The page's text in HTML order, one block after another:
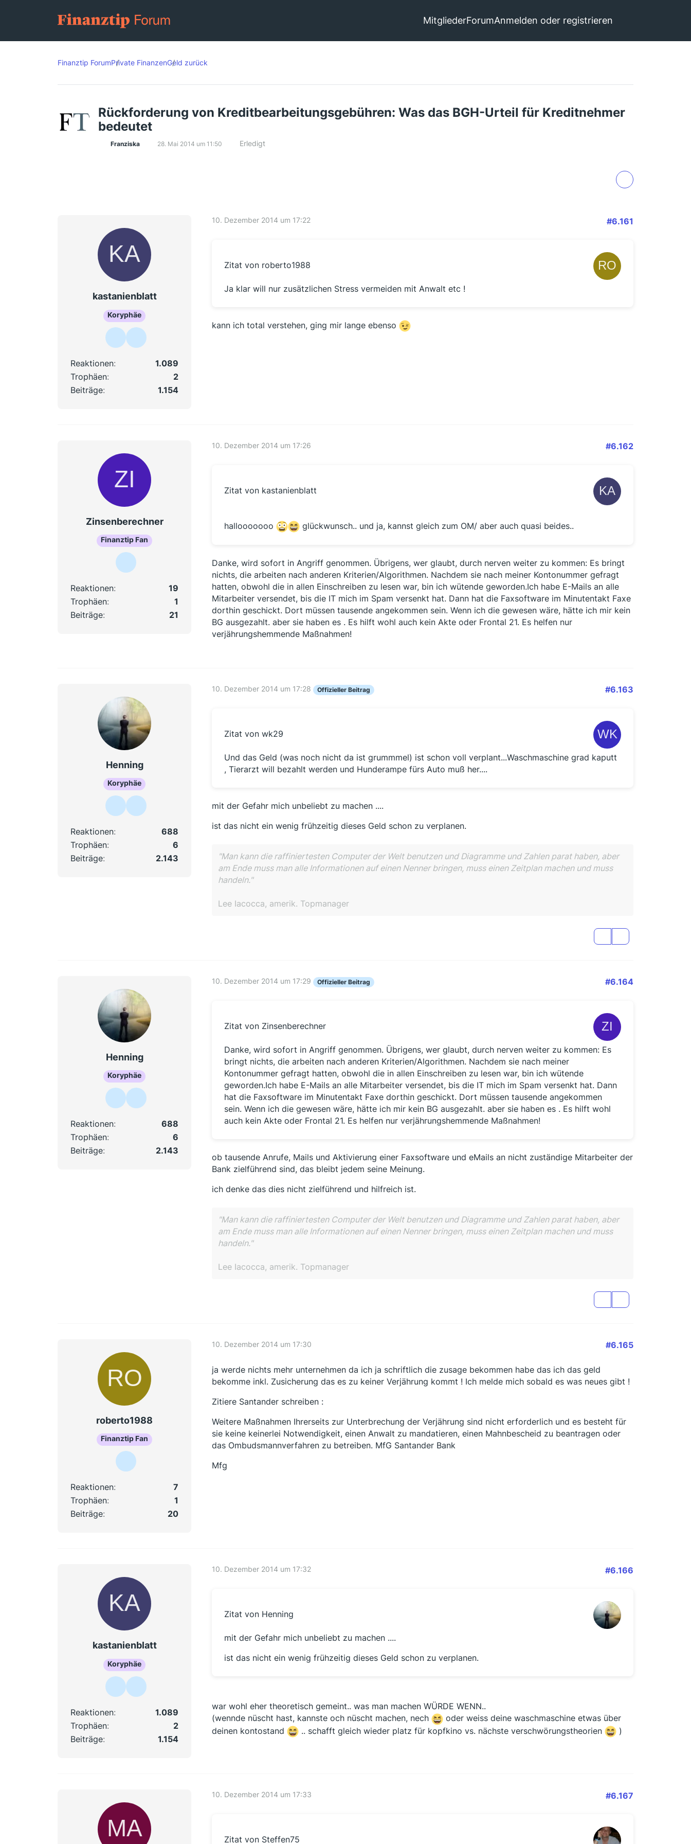
MitgliederForumAnmelden oder registrieren
Finanztip ForumPrivate FinanzenGeld zurück
Rückforderung von Kreditbearbeitungsgebühren: Was das BGH-Urteil für Kreditnehmer
bedeutet
Franziska 28. Mai 2014 um 11:50 Erledigt
kastanienblatt
Koryphäe
Reaktionen
1.089
Trophäen
2
Beiträge
1.154
10. Dezember 2014 um 17:22 #6.161
Zitat von roberto1988
Ja klar will nur zusätzlichen Stress vermeiden mit Anwalt etc !
kann ich total verstehen, ging mir lange ebenso
Zinsenberechner
Finanztip Fan
Reaktionen
19
Trophäen
1
Beiträge
21
10. Dezember 2014 um 17:26 #6.162
Zitat von kastanienblatt
hallooooooo glückwunsch.. und ja, kannst gleich zum OM/ aber auch quasi beides..
Danke, wird sofort in Angriff genommen. Übrigens, wer glaubt, durch nerven weiter zu kommen: Es bringt
nichts, die arbeiten nach anderen Kriterien/Algorithmen. Nachdem sie nach meiner Kontonummer gefragt
hatten, obwohl die in allen Einschreiben zu lesen war, bin ich wütende geworden.Ich habe E-Mails an alle
Mitarbeiter versendet, bis die IT mich im Spam versenkt hat. Dann hat die Faxsoftware im Minutentakt Faxe
dorthin geschickt. Dort müssen tausende angekommen sein. Wenn ich die gewesen wäre, hätte ich mir kein
BG ausgezahlt. aber sie haben es . Es hilft wohl auch kein Akte oder Frontal 21. Es helfen nur
verjährungshemmende Maßnahmen!
Henning
Koryphäe
Reaktionen
688
Trophäen
6
Beiträge
2.143
10. Dezember 2014 um 17:28 Offizieller Beitrag #6.163
Zitat von wk29
Und das Geld (was noch nicht da ist grummmel) ist schon voll verplant...Waschmaschine grad kaputt
, Tierarzt will bezahlt werden und Hunderampe fürs Auto muß her....
mit der Gefahr mich unbeliebt zu machen ....
ist das nicht ein wenig frühzeitig dieses Geld schon zu verplanen.
"Man kann die raffiniertesten Computer der Welt benutzen und Diagramme und Zahlen parat haben, aber
am Ende muss man alle Informationen auf einen Nenner bringen, muss einen Zeitplan machen und muss
handeln."
Lee Iacocca, amerik. Topmanager
Henning
Koryphäe
Reaktionen
688
Trophäen
6
Beiträge
2.143
10. Dezember 2014 um 17:29 Offizieller Beitrag #6.164
Zitat von Zinsenberechner
Danke, wird sofort in Angriff genommen. Übrigens, wer glaubt, durch nerven weiter zu kommen: Es
bringt nichts, die arbeiten nach anderen Kriterien/Algorithmen. Nachdem sie nach meiner
Kontonummer gefragt hatten, obwohl die in allen Einschreiben zu lesen war, bin ich wütende
geworden.Ich habe E-Mails an alle Mitarbeiter versendet, bis die IT mich im Spam versenkt hat. Dann
hat die Faxsoftware im Minutentakt Faxe dorthin geschickt. Dort müssen tausende angekommen
sein. Wenn ich die gewesen wäre, hätte ich mir kein BG ausgezahlt. aber sie haben es . Es hilft wohl
auch kein Akte oder Frontal 21. Es helfen nur verjährungshemmende Maßnahmen!
ob tausende Anrufe, Mails und Aktivierung einer Faxsoftware und eMails an nicht zuständige Mitarbeiter der
Bank zielführend sind, das bleibt jedem seine Meinung.
ich denke das dies nicht zielführend und hilfreich ist.
"Man kann die raffiniertesten Computer der Welt benutzen und Diagramme und Zahlen parat haben, aber
am Ende muss man alle Informationen auf einen Nenner bringen, muss einen Zeitplan machen und muss
handeln."
Lee Iacocca, amerik. Topmanager
roberto1988
Finanztip Fan
Reaktionen
7
Trophäen
1
Beiträge
20
10. Dezember 2014 um 17:30 #6.165
ja werde nichts mehr unternehmen da ich ja schriftlich die zusage bekommen habe das ich das geld
bekomme inkl. Zusicherung das es zu keiner Verjährung kommt ! Ich melde mich sobald es was neues gibt !
Zitiere Santander schreiben :
Weitere Maßnahmen Ihrerseits zur Unterbrechung der Verjährung sind nicht erforderlich und es besteht für
sie keine keinerlei Notwendigkeit, einen Anwalt zu mandatieren, einen Mahnbescheid zu beantragen oder
das Ombudsmannverfahren zu betreiben. MfG Santander Bank
Mfg
kastanienblatt
Koryphäe
Reaktionen
1.089
Trophäen
2
Beiträge
1.154
10. Dezember 2014 um 17:32 #6.166
Zitat von Henning
mit der Gefahr mich unbeliebt zu machen ....
ist das nicht ein wenig frühzeitig dieses Geld schon zu verplanen.
war wohl eher theoretisch gemeint.. was man machen WÜRDE WENN..
(wennde nüscht hast, kannste och nüscht machen, nech
oder weiss deine waschmaschine etwas über
deinen kontostand
.. schafft gleich wieder platz für kopfkino vs. nächste verschwörungstheorien )
10. Dezember 2014 um 17:33 #6.167
Zitat von Steffen75